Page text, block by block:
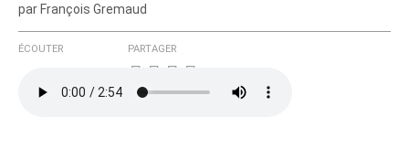
par François Gremaud
ÉCOUTER PARTAGER